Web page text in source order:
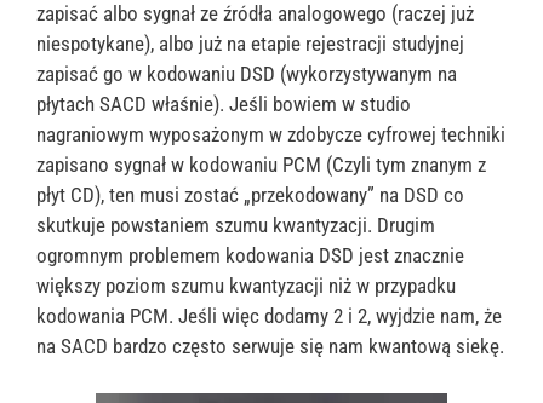
zapisać albo sygnał ze źródła analogowego (raczej już
niespotykane), albo już na etapie rejestracji studyjnej
zapisać go w kodowaniu DSD (wykorzystywanym na
płytach SACD właśnie). Jeśli bowiem w studio
nagraniowym wyposażonym w zdobycze cyfrowej techniki
zapisano sygnał w kodowaniu PCM (Czyli tym znanym z
płyt CD), ten musi zostać „przekodowany” na DSD co
skutkuje powstaniem szumu kwantyzacji. Drugim
ogromnym problemem kodowania DSD jest znacznie
większy poziom szumu kwantyzacji niż w przypadku
kodowania PCM. Jeśli więc dodamy 2 i 2, wyjdzie nam, że
na SACD bardzo często serwuje się nam kwantową siekę.